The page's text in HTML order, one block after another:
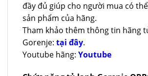
đầy đủ giúp cho người mua có
sản phẩm của hãng.
Tham khảo thêm thông tin hãng
Gorenje: tại đây.
Youtube hãng: Youtube